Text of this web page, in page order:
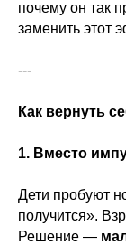
почему он так
заменить этот
---
Как вернуть
1. Вместо
Дети пробуют
получится».
Решение —